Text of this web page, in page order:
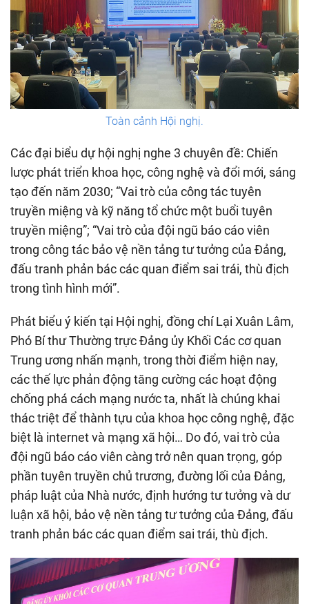
Toàn cảnh Hội nghị.
Các đại biểu dự hội nghị nghe 3 chuyên đề: Chiến
lược phát triển khoa học, công nghệ và đổi mới, sáng
tạo đến năm 2030; “Vai trò của công tác tuyên
truyền miệng và kỹ năng tổ chức một buổi tuyên
truyền miệng”; “Vai trò của đội ngũ báo cáo viên
trong công tác bảo vệ nền tảng tư tưởng của Đảng,
đấu tranh phản bác các quan điểm sai trái, thù địch
trong tình hình mới”.
Phát biểu ý kiến tại Hội nghị, đồng chí Lại Xuân Lâm,
Phó Bí thư Thường trực Đảng ủy Khối Các cơ quan
Trung ương nhấn mạnh, trong thời điểm hiện nay,
các thế lực phản động tăng cường các hoạt động
chống phá cách mạng nước ta, nhất là chúng khai
thác triệt để thành tựu của khoa học công nghệ, đặc
biệt là internet và mạng xã hội… Do đó, vai trò của
đội ngũ báo cáo viên càng trở nên quan trọng, góp
phần tuyên truyền chủ trương, đường lối của Đảng,
pháp luật của Nhà nước, định hướng tư tưởng và dư
luận xã hội, bảo vệ nền tảng tư tưởng của Đảng, đấu
tranh phản bác các quan điểm sai trái, thù địch.